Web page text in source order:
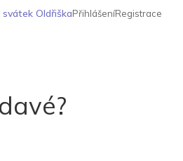
svátek OldřiškaPřihlášeníRegistrace